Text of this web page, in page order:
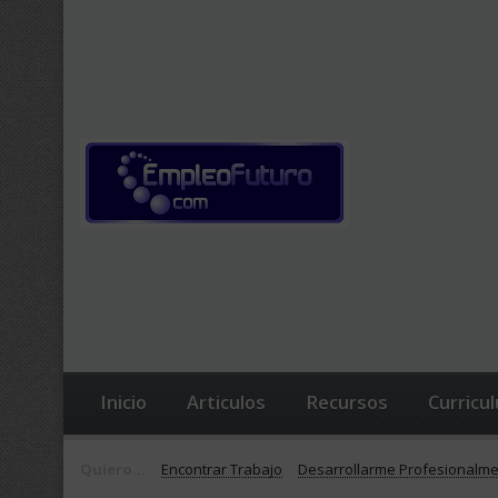
Inicio Articulos Recursos
Encontrar Trabajo Desarrollarme